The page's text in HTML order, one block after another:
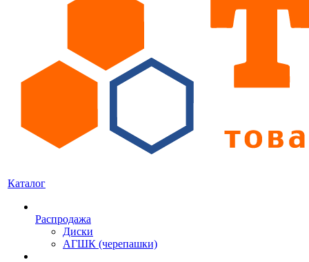
Каталог
Распродажа
Диски
АГШК (черепашки)